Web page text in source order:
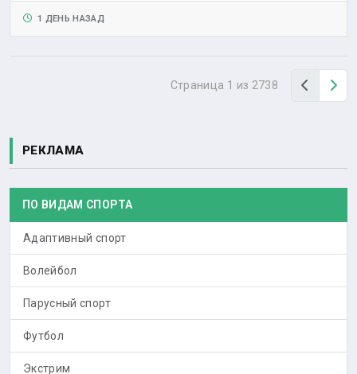
1 ДЕНЬ НАЗАД
Страница 1 из 2738 Назад
РЕКЛАМА
ПО ВИДАМ СПОРТА
Адаптивный спорт
Волейбол
Парусный спорт
Футбол
Экстрим